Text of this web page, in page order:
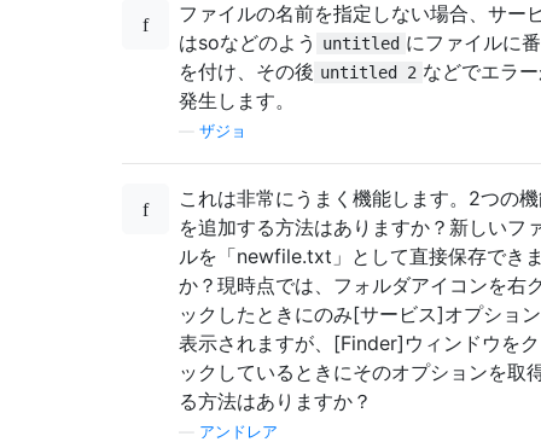
ファイルの名前を指定しない場合、サー
はsoなどのよう
untitled にファイルに
を付け、その後 untitled 2 などでエラ
発生します。
ザジョ
これは非常にうまく機能します。2つの
を追加する方法はありますか？新しいフ
ルを「newfile.txt」として直接保存でき
か？現時点では、フォルダアイコンを右
ックしたときにのみ[サービス]オプショ
表示されますが、[Finder]ウィンドウを
ックしているときにそのオプションを取
る方法はありますか？
アンドレア